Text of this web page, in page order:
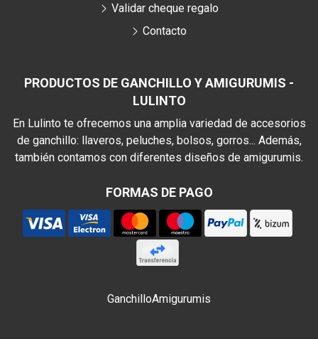
PRODUCTOS DE GANCHILLO Y AMIGURUMIS -
LULINTO
En Lulinto te ofrecemos una amplia variedad de accesorios
de ganchillo: llaveros, peluches, bolsos, gorros... Además,
también contamos con diferentes diseños de amigurumis.
FORMAS DE PAGO
Validar cheque regalo
Contacto
GanchilloAmigurumis